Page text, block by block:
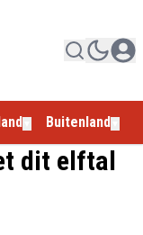
Buitenland
dit elftal